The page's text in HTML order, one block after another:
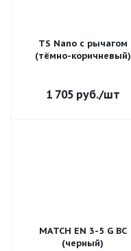
TS Nano с рычагом
(тёмно-коричневый)
1 705руб./шт
MATCH EN 3-5 G BC
(черный)